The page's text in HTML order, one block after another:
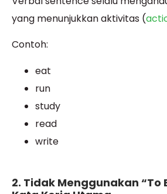
yang menunjukkan aktivitas (
Contoh:
eat
run
study
read
write
2. Tidak Menggunakan “To